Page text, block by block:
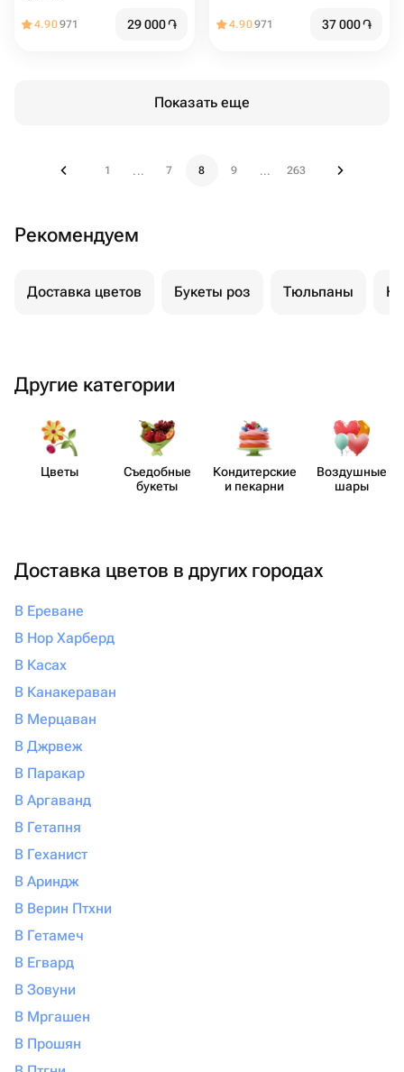
4.90971 29 000֏ 4.90971 37 000֏
Показать еще
1 ... 7 8 9 ... 263
Рекомендуем
Доставка цветов Букеты роз Тюльпаны
Другие категории
Цветы
Съедобные
букеты
Кондит​ерские
и пекарни
Воздушные
шары
Доставка цветов в других городах
В Ереване
В Нор Харберд
В Касах
В Канакераван
В Мерцаван
В Джрвеж
В Паракар
В Аргаванд
В Гетапня
В Геханист
В Ариндж
В Верин Птхни
В Гетамеч
В Егвард
В Зовуни
В Мргашен
В Прошян